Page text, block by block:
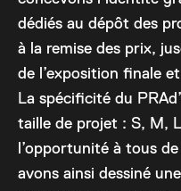
dédiés au dépôt des
à la remise des prix,
de l’exposition finale
La spécificité du
taille de projet : S, M,
l’opportunité à tous
avons ainsi dessiné